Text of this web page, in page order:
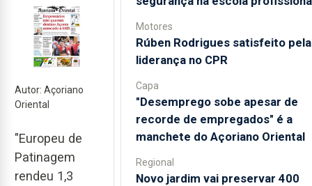
Autor: Açoriano
Oriental
"Europeu de
Patinagem
rendeu 1,3
Motores
Rúben Rodrigues satisfeito pela
liderança no CPR
Capa
"Desemprego sobe apesar de
recorde de empregados" é a
manchete do Açoriano Oriental
Regional
Novo jardim vai preservar 400